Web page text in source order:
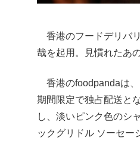
香港のフードデリバ
哉を起用。見慣れたあ
香港のfoodpandaは、
期間限定で独占配送と
し、淡いピンク色のシ
ックグリドル ソーセー